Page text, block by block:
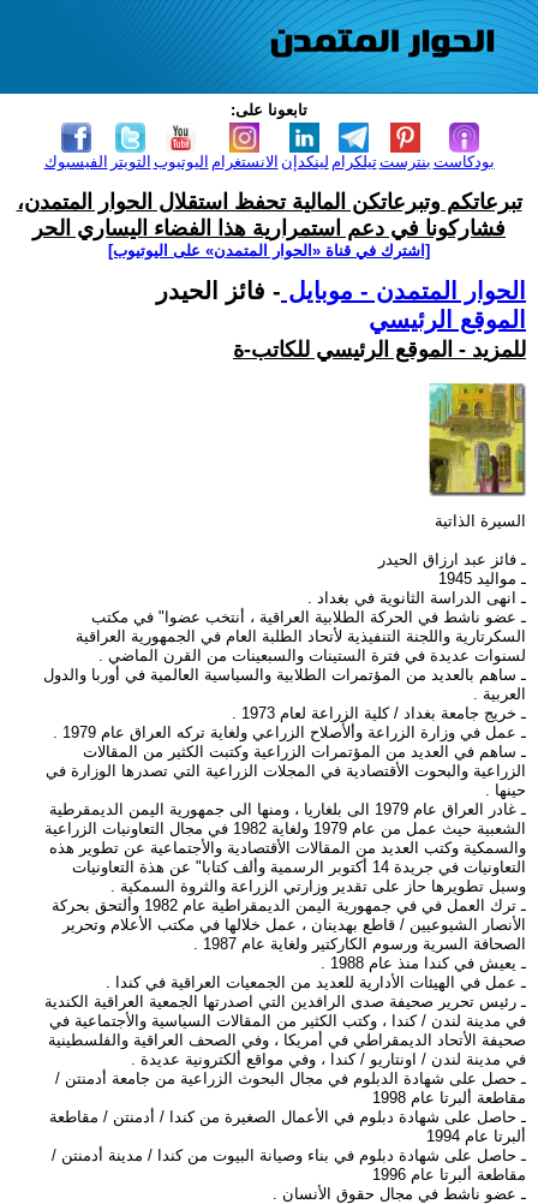
تابعونا على:
الفيسبوك التويتر اليوتيوب الانستغرام لينكدإن تيلكرامبنترست بودكاست
تبرعاتكم وتبرعاتكن المالية تحفظ استقلال الحوار المتمدن،
فشاركونا في دعم استمرارية هذا الفضاء اليساري الحر
[اشترك في قناة ‫«الحوار المتمدن» على اليوتيوب]
الحوار المتمدن - موبايل - فائز الحيدر
الموقع الرئيسي
للمزيد - الموقع الرئيسي للكاتب-ة
السيرة الذاتية
ـ فائز عبد ارزاق الحيدر
ـ مواليد 1945
ـ انهى الدراسة الثانوية في بغداد .
ـ عضو ناشط في الحركة الطلابية العراقية ، أنتخب عضوا" في مكتب
السكرتارية واللجنة التنفيذية لأتحاد الطلبة العام في الجمهورية العراقية
لسنوات عديدة في فترة الستينات والسبعينات من القرن الماضي .
ـ ساهم بالعديد من المؤتمرات الطلابية والسياسية العالمية في أوربا والدول
العربية .
ـ خريج جامعة بغداد / كلية الزراعة لعام 1973 .
ـ عمل في وزارة الزراعة وألأصلاح الزراعي ولغاية تركه العراق عام 1979 .
ـ ساهم في العديد من المؤتمرات الزراعية وكتبت الكثير من المقالات
الزراعية والبحوت الأقتصادية في المجلات الزراعية التي تصدرها الوزارة في
حينها .
ـ غادر العراق عام 1979 الى بلغاريا ، ومنها الى جمهورية اليمن الديمقرطية
الشعبية حيث عمل من عام 1979 ولغاية 1982 في مجال التعاونيات الزراعية
والسمكية وكتب العديد من المقالات الأقتصادية والأجتماعية عن تطوير هذه
التعاونيات في جريدة 14 أكتوبر الرسمية وألف كتابا" عن هذة التعاونيات
وسبل تطويرها حاز على تقدير وزارتي الزراعة والثروة السمكية .
ـ ترك العمل في في جمهورية اليمن الديمقراطية عام 1982 وألتحق بحركة
الأنصار الشيوعيين / قاطع بهدينان ، عمل خلالها في مكتب الأعلام وتحرير
الصحافة السرية ورسوم الكاركتير ولغاية عام 1987 .
ـ يعيش في كندا منذ عام 1988 .
ـ عمل في الهيئات الأدارية للعديد من الجمعيات العراقية في كندا .
ـ رئيس تحرير صحيفة صدى الرافدين التي اصدرتها الجمعية العراقية الكندية
في مدينة لندن / كندا ، وكتب الكثير من المقالات السياسية والأجتماعية في
صحيفة الأتحاد الديمقراطي في أمريكا ، وفي الصحف العراقية والفلسطينية
في مدينة لندن / اونتاريو / كندا ، وفي مواقع ألكترونية عديدة .
ـ حصل على شهادة الدبلوم في مجال البحوث الزراعية من جامعة أدمنتن /
مقاطعة ألبرتا عام 1998
ـ حاصل على شهادة دبلوم في الأعمال الصغيرة من كندا / أدمنتن / مقاطعة
ألبرتا عام 1994
ـ حاصل على شهادة دبلوم في بناء وصيانة البيوت من كندا / مدينة أدمنتن /
مقاطعة ألبرتا عام 1996
ـ عضو ناشط في مجال حقوق الأنسان .